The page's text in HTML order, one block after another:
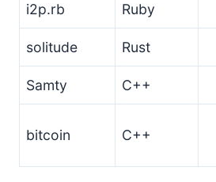
i2p.rb Ruby
solitude Rust
Samty C++
bitcoin C++